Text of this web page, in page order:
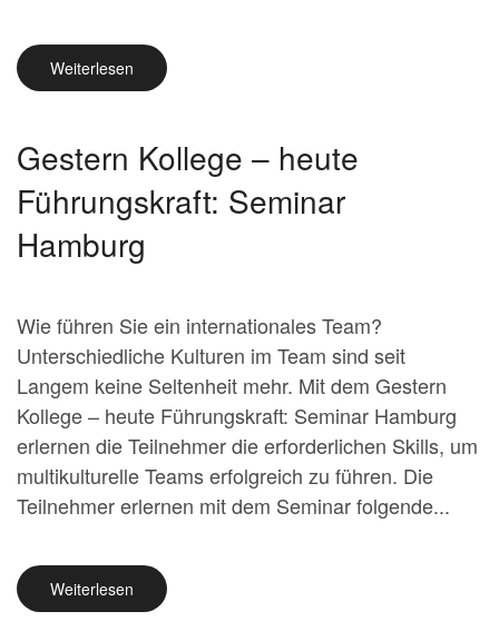
Weiterlesen
Gestern Kollege – heute
Führungskraft: Seminar
Hamburg
Wie führen Sie ein internationales Team?
Unterschiedliche Kulturen im Team sind seit
Langem keine Seltenheit mehr. Mit dem Gestern
Kollege – heute Führungskraft: Seminar Hamburg
erlernen die Teilnehmer die erforderlichen Skills, um
multikulturelle Teams erfolgreich zu führen. Die
Teilnehmer erlernen mit dem Seminar folgende...
Weiterlesen